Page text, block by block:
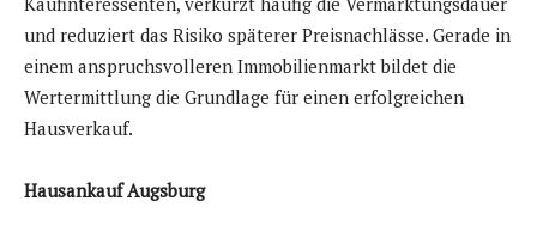
und reduziert das Risiko späterer Preisnachlässe. Gerade in
einem anspruchsvolleren Immobilienmarkt bildet die
Wertermittlung die Grundlage für einen erfolgreichen
Hausverkauf.
Hausankauf Augsburg